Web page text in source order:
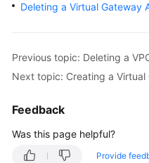
Billing
Started
Guide
Best
Practices
Deleting a Virtual Gateway
Previous topic: Deleting a
Next topic: Creating a
Feedback
Was this page helpful?
Provide